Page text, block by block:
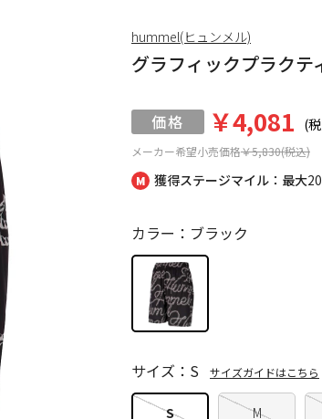
獲得ステージマイル：最大
グラフィックプラクテ
メーカー希望小売価格￥5,830(税込)
￥4,081 (
カラー：ブラック
S M
サイズ：S サイズガイドはこちら
hummel(ヒュンメル)